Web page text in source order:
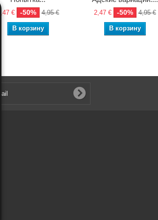
2,47 € -50% 4,95 €
В корзину
2,47 € -50% 4,95 €
В корзину